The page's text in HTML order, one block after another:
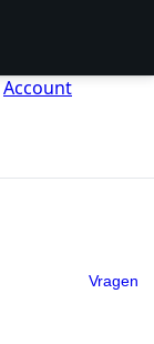
Account
Vragen